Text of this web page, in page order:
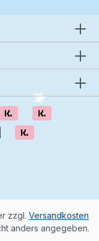
zzgl. Versandkosten
anders angegeben.